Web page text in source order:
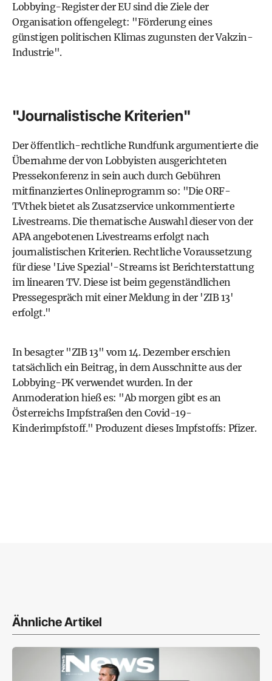
Lobbying-Register der EU sind die Ziele der
Organisation offengelegt: "Förderung eines
günstigen politischen Klimas zugunsten der Vakzin-
Industrie".
"Journalistische Kriterien"
Der öffentlich-rechtliche Rundfunk argumentierte die
Übernahme der von Lobbyisten ausgerichteten
Pressekonferenz in sein auch durch Gebühren
mitfinanziertes Onlineprogramm so: "Die ORF-
TVthek bietet als Zusatzservice unkommentierte
Livestreams. Die thematische Auswahl dieser von der
APA angebotenen Livestreams erfolgt nach
journalistischen Kriterien. Rechtliche Voraussetzung
für diese 'Live Spezial'-Streams ist Berichterstattung
im linearen TV. Diese ist beim gegenständlichen
Pressegespräch mit einer Meldung in der 'ZIB 13'
erfolgt."
In besagter "ZIB 13" vom 14. Dezember erschien
tatsächlich ein Beitrag, in dem Ausschnitte aus der
Lobbying-PK verwendet wurden. In der
Anmoderation hieß es: "Ab morgen gibt es an
Österreichs Impfstraßen den Covid-19-
Kinderimpfstoff." Produzent dieses Impfstoffs: Pfizer.
Ähnliche Artikel